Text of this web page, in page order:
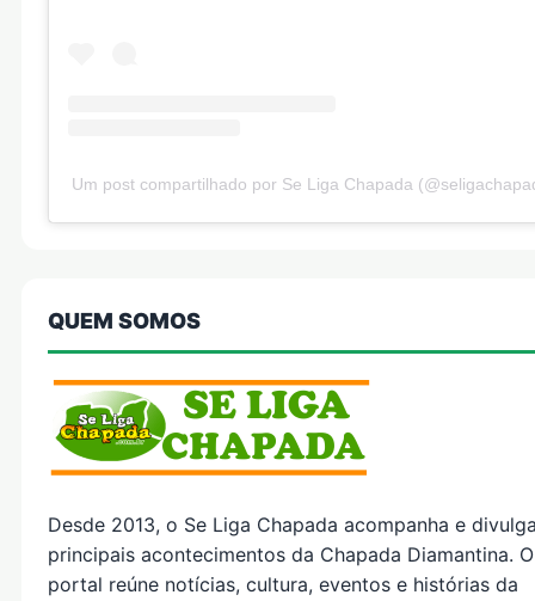
Um post compartilhado por Se Liga Chapada
QUEM SOMOS
Desde 2013, o Se Liga Chapada acompanha e
principais acontecimentos da Chapada Diamantina. O
portal reúne notícias, cultura, eventos e histórias da